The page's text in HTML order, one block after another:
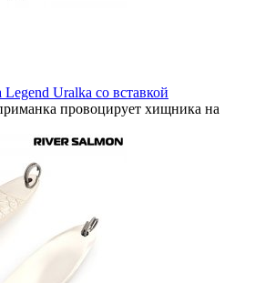
Uralka со вставкой
провоцирует хищника на